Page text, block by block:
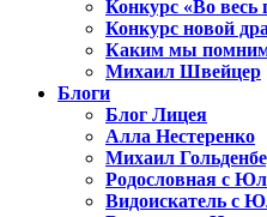
Конкурс «Во весь
Конкурс новой
Каким мы помним
Михаил Швейцер
Блоги
Блог Лицея
Алла Нестеренко
Михаил
Родословная с
Видоискатель с